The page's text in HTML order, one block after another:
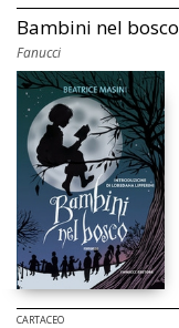
Bambini nel bosco
Fanucci
CARTACEO